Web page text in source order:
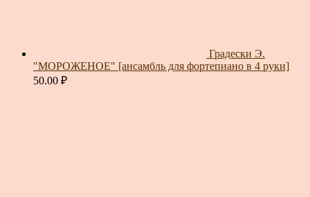
Градески Э.
"МОРОЖЕНОЕ" [ансамбль для фортепиано в 4 руки]
50.00 ₽